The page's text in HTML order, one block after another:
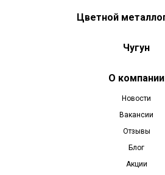
Цветной
Чугун
О компании
Новости
Вакансии
Отзывы
Блог
Акции